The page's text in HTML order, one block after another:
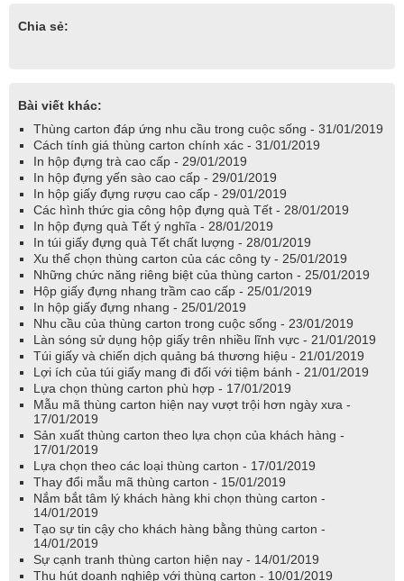
Chia sẻ:
Bài viết khác:
Thùng carton đáp ứng nhu cầu trong cuộc sống - 31/01/2019
Cách tính giá thùng carton chính xác - 31/01/2019
In hộp đựng trà cao cấp - 29/01/2019
In hộp đựng yến sào cao cấp - 29/01/2019
In hộp giấy đựng rượu cao cấp - 29/01/2019
Các hình thức gia công hộp đựng quà Tết - 28/01/2019
In hộp đựng quà Tết ý nghĩa - 28/01/2019
In túi giấy đựng quà Tết chất lượng - 28/01/2019
Xu thế chọn thùng carton của các công ty - 25/01/2019
Những chức năng riêng biệt của thùng carton - 25/01/2019
Hộp giấy đựng nhang trầm cao cấp - 25/01/2019
In hộp giấy đựng nhang - 25/01/2019
Nhu cầu của thùng carton trong cuộc sống - 23/01/2019
Làn sóng sử dụng hộp giấy trên nhiều lĩnh vực - 21/01/2019
Túi giấy và chiến dịch quảng bá thương hiệu - 21/01/2019
Lợi ích của túi giấy mang đi đối với tiệm bánh - 21/01/2019
Lựa chọn thùng carton phù hợp - 17/01/2019
Mẫu mã thùng carton hiện nay vượt trội hơn ngày xưa -
17/01/2019
Sản xuất thùng carton theo lựa chọn của khách hàng -
17/01/2019
Lựa chọn theo các loại thùng carton - 17/01/2019
Thay đổi mẫu mã thùng carton - 15/01/2019
Nắm bắt tâm lý khách hàng khi chọn thùng carton -
14/01/2019
Tạo sự tin cậy cho khách hàng bằng thùng carton -
14/01/2019
Sự cạnh tranh thùng carton hiện nay - 14/01/2019
Thu hút doanh nghiệp với thùng carton - 10/01/2019